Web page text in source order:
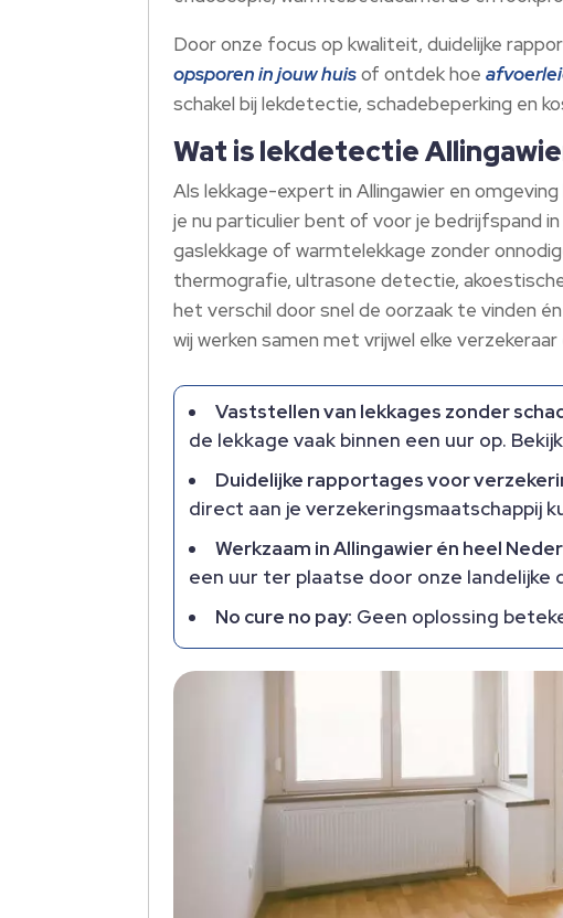
Door onze focus op kwaliteit, duidelijke
opsporen in jouw huisof ontdek hoe
schakel bij lekdetectie, schadebeperking en
Wat is lekdetectie
Als lekkage-expert in Allingawier en
je nu particulier bent of voor je bedrijfspand
gaslekkage of warmtelekkage zonder
thermografie, ultrasone detectie,
het verschil door snel de oorzaak te vinden
wij werken samen met vrijwel elke
Vaststellen van lekkages zonder
de lekkage vaak binnen een uur op.​
Duidelijke rapportages voor
direct aan je verzekeringsmaatschappij
Werkzaam in Allingawier én heel
een uur ter plaatse door onze landelijke
No cure no pay: Geen oplossing